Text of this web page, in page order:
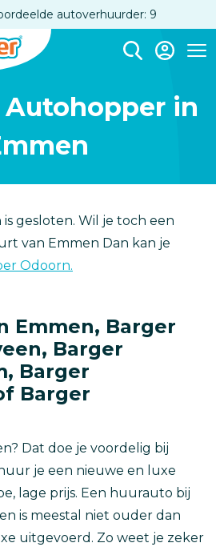
autoverhuurder: 9
in
gesloten. Wil je toch een
van Emmen Dan kan je
Odoorn.
Emmen, Barger
Barger
Barger
Barger
Dat doe je voordelig bij
je een nieuwe en luxe
lage prijs. Een huurauto bij
is meestal niet ouder dan
uitgevoerd. Zo weet je zeker